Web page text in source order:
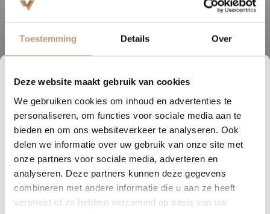
0
DAGEN
15
UREN
56
MINUTEN
42
SECONDEN
Nu tijdelijk 10% korting op
jouw vloer
Vraag snel een offerte aan en bespaar direct.
Bekijk plak PVC vloeren
Toestemming Details Over
Deze website maakt gebruik van cookies
We gebruiken cookies om inhoud en advertenties te
personaliseren, om functies voor sociale media aan te
bieden en om ons websiteverkeer te analyseren. Ook
delen we informatie over uw gebruik van onze site met
onze partners voor sociale media, adverteren en
analyseren. Deze partners kunnen deze gegevens
combineren met andere informatie die u aan ze heeft
verstrekt of ze hebben verzameld op basis van uw
Beschrijving
De Herringbone is de vloer voor wie houdt van een stijlvolle mix van
klassiek en modern. Het levendige visgraatpatroon, waarbij elke
plank haaks op de andere wordt gelegd, geeft je interieur direct een